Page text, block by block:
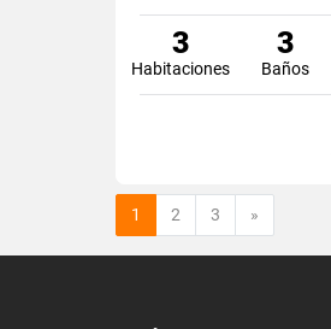
3
Habitaciones
3
Baños
1 2 3 »